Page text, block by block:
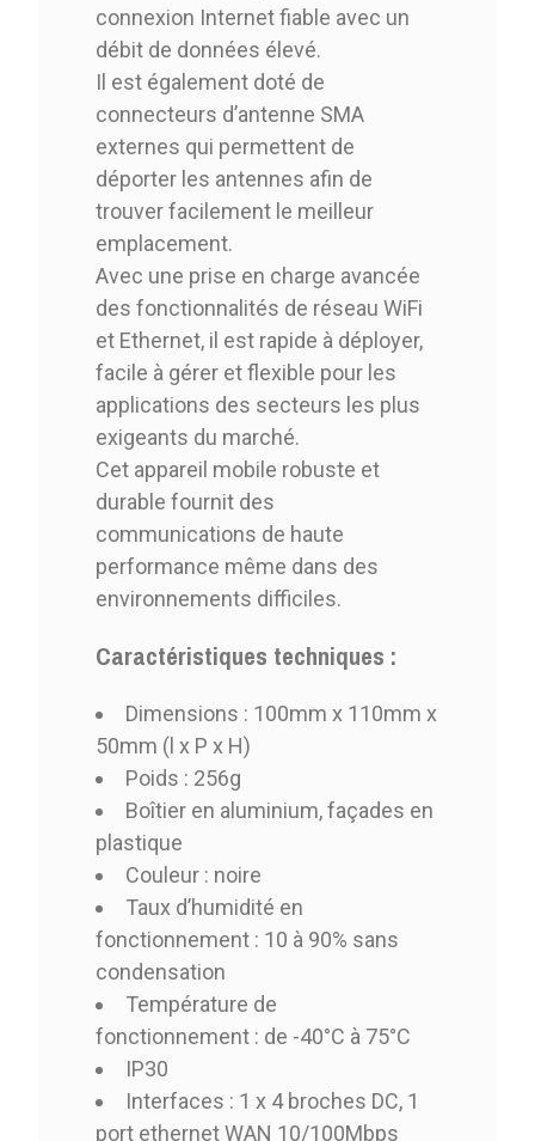
connexion Internet fiable avec un
débit de données élevé.
Il est également doté de
connecteurs d’antenne SMA
externes qui permettent de
déporter les antennes afin de
trouver facilement le meilleur
emplacement.
Avec une prise en charge avancée
des fonctionnalités de réseau WiFi
et Ethernet, il est rapide à déployer,
facile à gérer et flexible pour les
applications des secteurs les plus
exigeants du marché.
Cet appareil mobile robuste et
durable fournit des
communications de haute
performance même dans des
environnements difficiles.
Caractéristiques techniques :
Dimensions : 100mm x 110mm x
50mm (l x P x H)
Poids : 256g
Boîtier en aluminium, façades en
plastique
Couleur : noire
Taux d’humidité en
fonctionnement : 10 à 90% sans
condensation
Température de
fonctionnement : de -40°C à 75°C
IP30
Interfaces : 1 x 4 broches DC, 1
port ethernet WAN 10/100Mbps